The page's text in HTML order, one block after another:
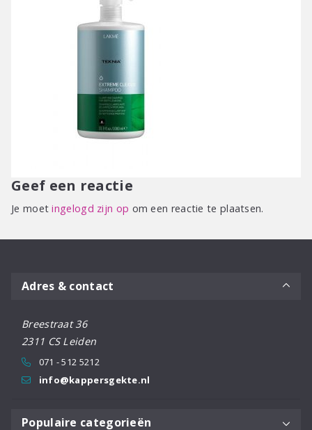
Geef een reactie
Je moetingelogd zijn op om een reactie te plaatsen.
Adres & contact
Breestraat 36
2311 CS Leiden
071 - 512 5212
info@kappersgekte.nl
Populaire categorieën